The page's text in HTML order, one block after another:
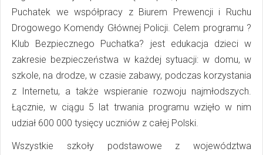
Puchatek we współpracy z Biurem Prewencji i Ruchu
Drogowego Komendy Głównej Policji. Celem programu ?
Klub Bezpiecznego Puchatka? jest edukacja dzieci w
zakresie bezpieczeństwa w każdej sytuacji: w domu, w
szkole, na drodze, w czasie zabawy, podczas korzystania
z Internetu, a także wspieranie rozwoju najmłodszych.
Łącznie, w ciągu 5 lat trwania programu wzięło w nim
udział 600 000 tysięcy uczniów z całej Polski.
Wszystkie szkoły podstawowe z województwa